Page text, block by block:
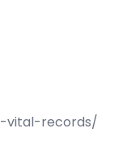
vital-records/